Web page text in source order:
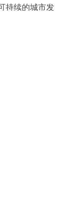
持续的城市发